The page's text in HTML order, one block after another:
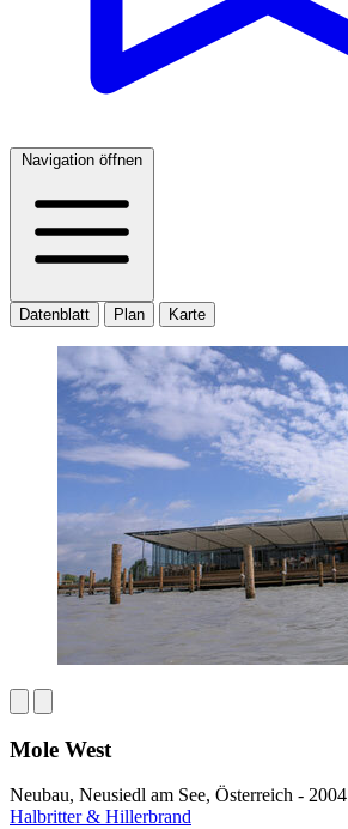
Navigation öffnen
Datenblatt Plan Karte
Mole West
Neubau, Neusiedl am See, Österreich - 2004
Halbritter & Hillerbrand